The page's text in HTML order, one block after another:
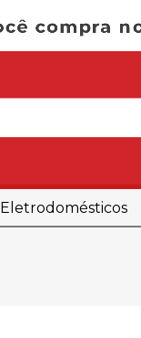
Eletrodomésticos